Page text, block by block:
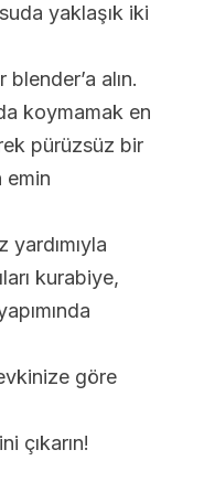
yaklaşık iki
blender’a alın.
koymamak en
pürüzsüz bir
emin
kurabiye,
göre
çıkarın!